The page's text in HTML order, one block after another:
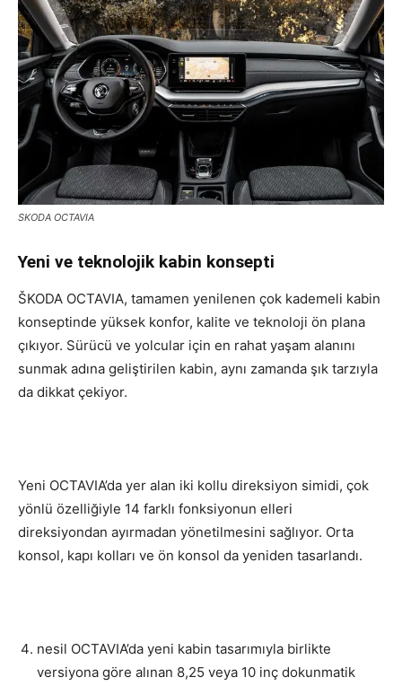
SKODA OCTAVIA
Yeni ve teknolojik kabin konsepti
ŠKODA OCTAVIA, tamamen yenilenen çok kademeli kabin
konseptinde yüksek konfor, kalite ve teknoloji ön plana
çıkıyor. Sürücü ve yolcular için en rahat yaşam alanını
sunmak adına geliştirilen kabin, aynı zamanda şık tarzıyla
da dikkat çekiyor.
Yeni OCTAVIA’da yer alan iki kollu direksiyon simidi, çok
yönlü özelliğiyle 14 farklı fonksiyonun elleri
direksiyondan ayırmadan yönetilmesini sağlıyor. Orta
konsol, kapı kolları ve ön konsol da yeniden tasarlandı.
nesil OCTAVIA’da yeni kabin tasarımıyla birlikte
versiyona göre alınan 8,25 veya 10 inç dokunmatik